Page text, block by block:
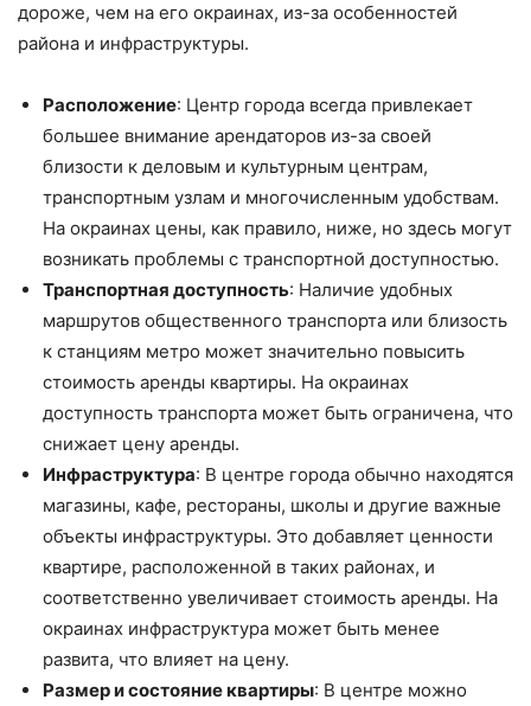
дороже, чем на его окраинах, из-за особенностей
района и инфраструктуры.
Расположение: Центр города всегда привлекает
большее внимание арендаторов из-за своей
близости к деловым и культурным центрам,
транспортным узлам и многочисленным удобствам.
На окраинах цены, как правило, ниже, но здесь могут
возникать проблемы с транспортной доступностью.
Транспортная доступность: Наличие удобных
маршрутов общественного транспорта или близость
к станциям метро может значительно повысить
стоимость аренды квартиры. На окраинах
доступность транспорта может быть ограничена, что
снижает цену аренды.
Инфраструктура: В центре города обычно находятся
магазины, кафе, рестораны, школы и другие важные
объекты инфраструктуры. Это добавляет ценности
квартире, расположенной в таких районах, и
соответственно увеличивает стоимость аренды. На
окраинах инфраструктура может быть менее
развита, что влияет на цену.
Размер и состояние квартиры: В центре можно